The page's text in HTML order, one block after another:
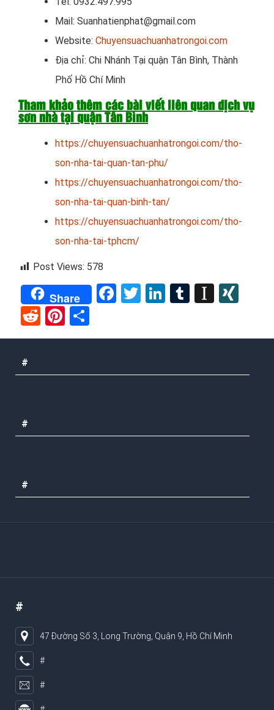
Mail: Suanhatienphat@gmail.com
Website: Chuyensuachuanhatrongoi.com
Địa chỉ: Chi Nhánh Tại quận Tân Bình, Thành
Phố Hồ Chí Minh
Tham khảo thêm các bài viết liên quan dịch vụ
sơn nhà tại quận Tân Bình
https://chuyensuachuanhatrongoi.com/tho-
son-nha-tai-quan-tan-phu/
https://chuyensuachuanhatrongoi.com/tho-
son-nha-tai-quan-binh-tan/
https://chuyensuachuanhatrongoi.com/tho-
son-nha-tai-tphcm/
Post Views: 578
Share Facebook
TwitterLinkedIn
Tumblr
RedditPinterest
#
#
#
#
47 Đường Số 3, Long Trường, Quận 9, Hồ Chí Minh
#
#